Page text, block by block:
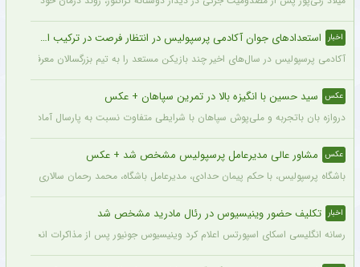
اخبار استعدادهای جوان آکادمی پرسپولیس در انتظار فرصت در ترکیب اصلی
آکادمی پرسپولیس در سال‌های اخیر چند بازیکن مستعد را به تیم بزرگسالان معرفی
عکس سید حسین با انگیزه بالا در تمرین سپاهان + عکس
دروازه بان باتجربه و ملی‌پوش سپاهان با شرایطی متفاوت نسبت به پارسال آماده شروع
عکس مشاور عالی مدیرعامل پرسپولیس مشخص شد + عکس
باشگاه پرسپولیس، با حکم پیمان حدادی، مدیرعامل باشگاه، محمد رحمان سالاری به
اخبار تکلیف حضور وینیسیوس در رئال مادرید مشخص شد
رسانه انگلیسی اسکای اسپورتس اعلام کرد وینیسیوس جونیور پس از مذاکرات انجام شده